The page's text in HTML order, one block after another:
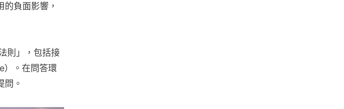
負面影響，
則」，包括接
。在問答環
問。